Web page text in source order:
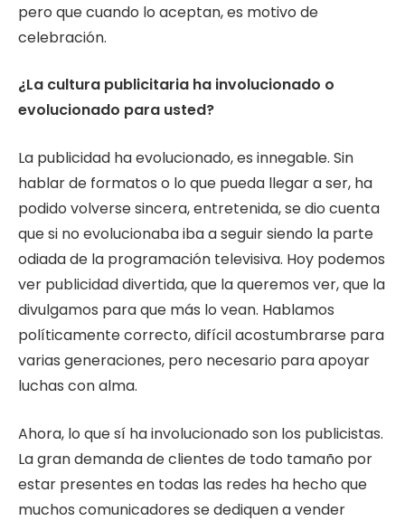
pero que cuando lo aceptan, es motivo de
celebración.
¿La cultura publicitaria ha involucionado o
evolucionado para usted?
La publicidad ha evolucionado, es innegable. Sin
hablar de formatos o lo que pueda llegar a ser, ha
podido volverse sincera, entretenida, se dio cuenta
que si no evolucionaba iba a seguir siendo la parte
odiada de la programación televisiva. Hoy podemos
ver publicidad divertida, que la queremos ver, que la
divulgamos para que más lo vean. Hablamos
políticamente correcto, difícil acostumbrarse para
varias generaciones, pero necesario para apoyar
luchas con alma.
Ahora, lo que sí ha involucionado son los publicistas.
La gran demanda de clientes de todo tamaño por
estar presentes en todas las redes ha hecho que
muchos comunicadores se dediquen a vender